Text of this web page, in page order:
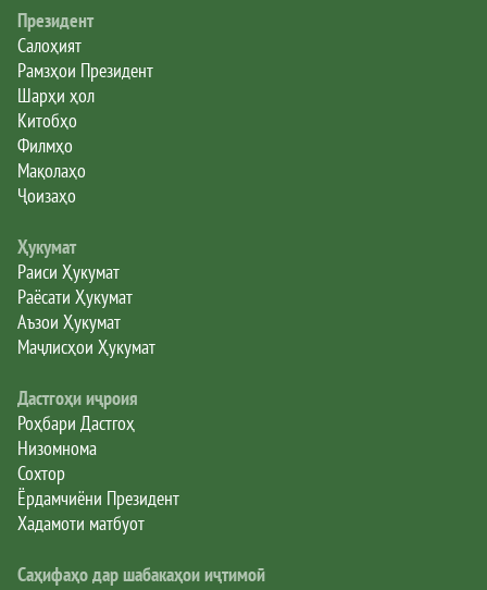
Дастгоҳи иҷроия
Нома ба Президент
Президент
Салоҳият
Рамзҳои Президент
Шарҳи ҳол
Китобҳо
Филмҳо
Мақолаҳо
Ҷоизаҳо
Ҳукумат
Раиси Ҳукумат
Раёсати Ҳукумат
Аъзои Ҳукумат
Маҷлисҳои Ҳукумат
Дастгоҳи иҷроия
Роҳбари Дастгоҳ
Низомнома
Сохтор
Ёрдамчиёни Президент
Хадамоти матбуот
Саҳифаҳо дар шабакаҳои иҷтимоӣ